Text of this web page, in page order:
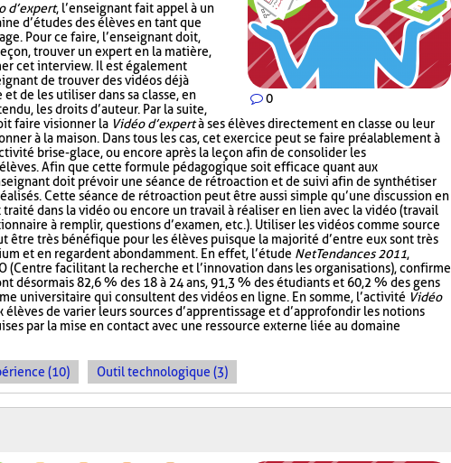
0
d’expert, l’enseignant fait appel à un
d’études des élèves en tant que
Pour ce faire, l’enseignant doit,
trouver un expert en la matière,
cet interview. Il est également
de trouver des vidéos déjà
de les utiliser dans sa classe, en
les droits d’auteur. Par la suite,
faire visionner la Vidéo d’expertà ses élèves directement en classe ou leur
à la maison. Dans tous les cas, cet exercice peut se faire préalablement à
brise-glace, ou encore après la leçon afin de consolider les
Afin que cette formule pédagogique soit efficace quant aux
doit prévoir une séance de rétroaction et de suivi afin de synthétiser
Cette séance de rétroaction peut être aussi simple qu’une discussion en
dans la vidéo ou encore un travail à réaliser en lien avec la vidéo (travail
à remplir, questions d’examen, etc.). Utiliser les vidéos comme source
être très bénéfique pour les élèves puisque la majorité d’entre eux sont très
et en regardent abondamment. En effet, l’étude NetTendances 2011,
(Centre facilitant la recherche et l’innovation dans les organisations), confirme
désormais 82,6 % des 18 à 24 ans, 91,3 % des étudiants et 60,2 % des gens
universitaire qui consultent des vidéos en ligne. En somme, l’activité Vidéo
de varier leurs sources d’apprentissage et d’approfondir les notions
par la mise en contact avec une ressource externe liée au domaine
(10) Outil technologique (3)